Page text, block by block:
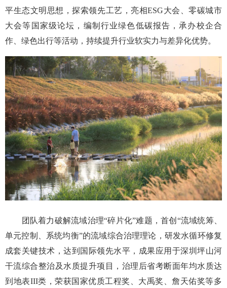
平生态文明思想，探索领先工艺，亮相ESG大会、零碳城市
大会等国家级论坛，编制行业绿色低碳报告，承办校企合
作、绿色出行等活动，持续提升行业软实力与差异化优势。
团队着力破解流域治理“碎片化”难题，首创“流域统筹、
单元控制、系统均衡”的流域综合治理理论，研发水循环修复
成套关键技术，达到国际领先水平，成果应用于深圳坪山河
干流综合整治及水质提升项目，治理后省考断面年均水质达
到地表III类，荣获国家优质工程奖、大禹奖、詹天佑奖等多